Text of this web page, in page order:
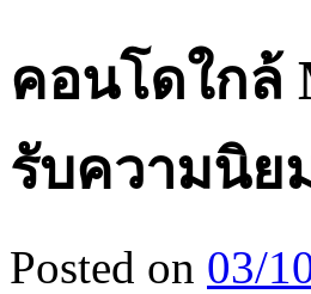
คอนโดใกล้
รับความนิย
Posted on 03/